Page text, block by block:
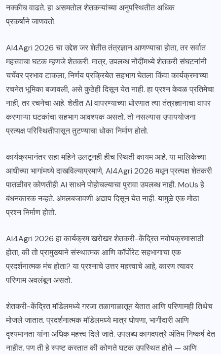
नक्कीच वाढते. हा असमतोल शेतकऱ्यांच्या अनुपस्थितीत अधिक
प्रकर्षाने जाणवतो.
AI4Agri 2026 चा उद्देश जर शेतीत तंत्रज्ञान आणण्याचा होता, तर सर्वात
महत्त्वाचा घटक म्हणजे शेतकरी. मात्र, उपलब्ध नोंदींमध्ये शेतकरी संघटनांनी
चर्चेवर प्रभाव टाकला, निर्णय प्रक्रियेत सहभाग घेतला किंवा कार्यक्रमाच्या
रचनेत भूमिका बजावली, असे कुठेही दिसून येत नाही. हा प्रश्न केवळ प्रतिमेचा
नाही, तर रचनेचा आहे. शेतीत AI वापरण्याच्या धोरणात त्या तंत्रज्ञानाचा वापर
करणाऱ्या घटकांचा सहभाग आवश्यक असतो. तो नसल्यास उपाययोजना
प्रत्यक्ष परिस्थितीपासून तुटण्याचा धोका निर्माण होतो.
कार्यक्रमानंतर सहा महिने उलटूनही हीच स्थिती कायम आहे. या मालिकेच्या
आधीच्या भागांमध्ये दाखविल्याप्रमाणे, AI4Agri 2026 मधून प्रत्यक्ष शेतकरी
पातळीवर कोणतीही AI साधने पोहोचल्याचा पुरावा उपलब्ध नाही. MoUs हे
बंधनकारक नव्हते. अंमलबजावणी अद्याप दिसून येत नाही. यामुळे एक मोठा
प्रश्न निर्माण होतो.
AI4Agri 2026 हा कार्यक्रम खरोखर शेतकरी-केंद्रित नवोपक्रमासाठी
होता, की तो प्रामुख्याने संस्थात्मक आणि कॉर्पोरेट सहभागाचा एक
प्रदर्शनात्मक मंच होता? या प्रश्नाचे उत्तर महत्त्वाचे आहे, कारण त्यावर
परिणाम अवलंबून असतो.
शेतकरी-केंद्रित मॉडेलमध्ये गरजा तळागाळातून येतात आणि परिणामही तिथेच
मोजले जातात. प्रदर्शनात्मक मॉडेलमध्ये मात्र घोषणा, भागीदारी आणि
दृश्यमानता यांना अधिक महत्त्व दिले जाते. उपलब्ध कागदपत्रे अंतिम निष्कर्ष देत
नाहीत. पण ती हे स्पष्ट करतात की कोणते घटक उपस्थित होते — आणि